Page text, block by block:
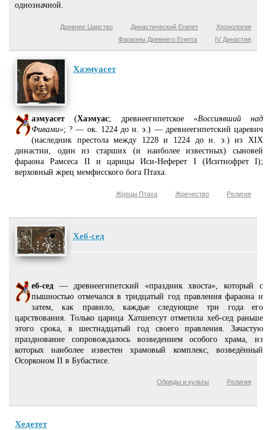
однозначной.
Хронология
Династический Египет
Древнее Царство
IV Династия
Фараоны Древнего Египта
Хаэмуасет
аэмуасет (Хаэмуас; древнеегипетское «Воссиявший над
Фивами»; ? — ок. 1224 до н. э.) — древнеегипетский царевич
(наследник престола между 1228 и 1224 до н. э.) из XIX
династии, один из старших (и наиболее известных) сыновей
фараона Рамсеса II и царицы Иси-Неферет I (Иситнофрет I);
верховный жрец мемфисского бога Птаха.
Религия
Жречество
Жрецы Птаха
Хеб-сед
еб-сед — древнеегипетский «праздник хвоста», который с
пышностью отмечался в тридцатый год правления фараона и
затем, как правило, каждые следующие три года его
царствования. Только царица Хатшепсут отметила хеб-сед раньше
этого срока, в шестнадцатый год своего правления. Зачастую
празднование сопровождалось возведением особого храма, из
которых наиболее известен храмовый комплекс, возведённый
Осорконом II в Бубастисе.
Религия
Обряды и культы
Хедетет